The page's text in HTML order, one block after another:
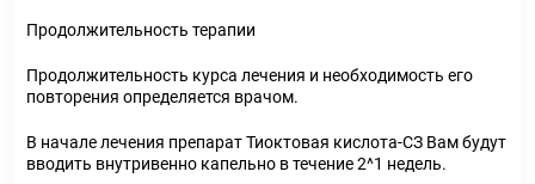
Продолжительность терапии
Продолжительность курса лечения и необходимость его
повторения определяется врачом.
В начале лечения препарат Тиоктовая кислота-СЗ Вам будут
вводить внутривенно капельно в течение 2^1 недель.